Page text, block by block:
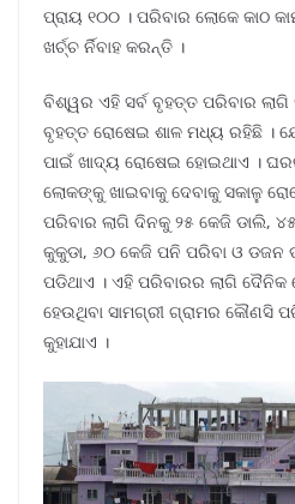
ପ୍ରାୟ ୧୦୦ । ପରିବାର ଲୋକେ କାଠ
ଖର୍ଚ୍ଚ ର୍ନିବାହ କରନ୍ତି ।
ବିଶ୍ୱର ଏହି ସର୍ବ ବୃହତ୍ତ ପରିବାର
ବୃହତ୍ତ ରୋଷେଇ ଶାଳ ମଧ୍ୟ ରହିଛି ।
ପାଇଁ ଖାଦ୍ୟ ରୋଷେଇ ହୋଇଥାଏ ।
ଲୋକଙ୍କୁ ଖାଇବାକୁ ଦେବାକୁ ସକାଳୁ
ପରିବାର ଲାଗି ଦିନକୁ ୨୫ କେଜି ଡାଲି,
କୁକୁଡା, ୬୦ କେଜି ପନି ପରିବା ଓ
ପଡିଥାଏ । ଏହି ପରିବାରର ଲାଗି
ହେଉଥିବା ସାମଗ୍ରୀ ଗ୍ରାମର କୌଣସି
କୁହାଯାଏ ।